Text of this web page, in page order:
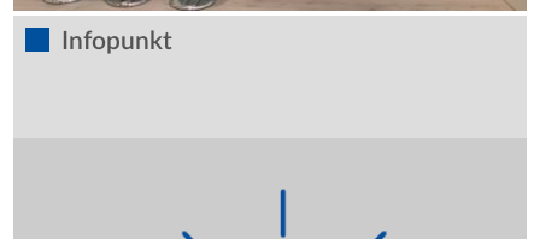
Infopunkt